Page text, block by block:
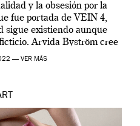
y la obsesión por la
fue portada de VEIN 4,
sigue existiendo aunque
Arvida Byström cree
un complejo […]
— VER MÁS